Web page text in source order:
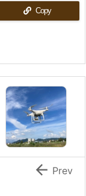
Copy
 Prev